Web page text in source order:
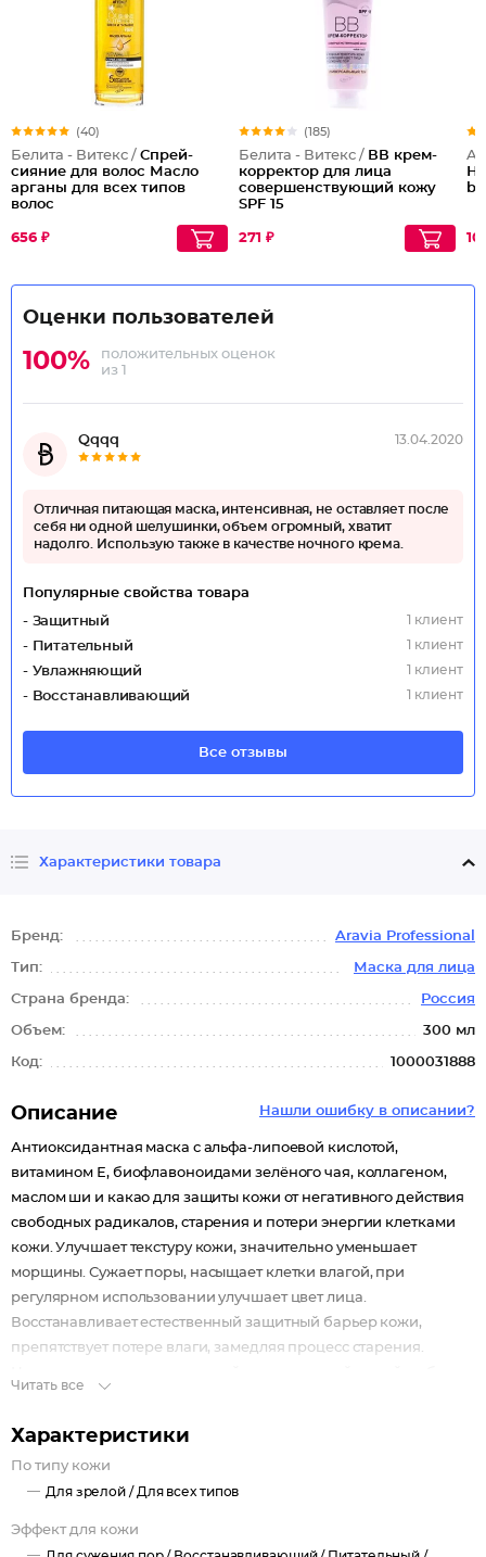
(40)
Белита - Витекс / Спрей-
сияние для волос Масло
арганы для всех типов
волос
656 ₽
(185)
Белита - Витекс / ВВ крем-
корректор для лица
совершенствующий кожу
SPF 15
271 ₽
Оценки пользователей
100%
положительных оценок
из 1
Qqqq 13.04.2020
Отличная питающая маска, интенсивная, не оставляет после
себя ни одной шелушинки, объем огромный, хватит
надолго. Использую также в качестве ночного крема.
Популярные свойства товара
- Защитный
1 клиент
- Питательный 1 клиент
- Увлажняющий 1 клиент
- Восстанавливающий 1 клиент
Все отзывы
Характеристики товара
Бренд: Aravia Professional
Тип: Маска для лица
Страна бренда: Россия
Объем: 300 мл
Код: 1000031888
Нашли ошибку в описании?
Описание
Антиоксидантная маска с альфа-липоевой кислотой,
витамином Е, биофлавоноидами зелёного чая, коллагеном,
маслом ши и какао для защиты кожи от негативного действия
свободных радикалов, старения и потери энергии клетками
кожи. Улучшает текстуру кожи, значительно уменьшает
морщины. Сужает поры, насыщает клетки влагой, при
регулярном использовании улучшает цвет лица.
Восстанавливает естественный защитный барьер кожи,
препятствует потере влаги, замедляя процесс старения.
Читать все
Характеристики
По типу кожи
Для зрелой / Для всех типов
Эффект для кожи